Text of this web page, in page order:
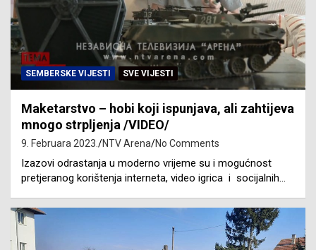
SEMBERSKE VIJESTI SVE VIJESTI
Maketarstvo – hobi koji ispunjava, ali zahtijeva
mnogo strpljenja /VIDEO/
9. Februara 2023. NTV Arena No Comments
Izazovi odrastanja u moderno vrijeme su i mogućnost
pretjeranog korištenja interneta, video igrica i socijalnih…